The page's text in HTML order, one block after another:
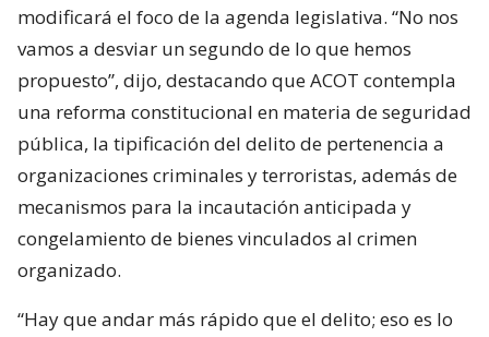
modificará el foco de la agenda legislativa. “No nos
vamos a desviar un segundo de lo que hemos
propuesto”, dijo, destacando que ACOT contempla
una reforma constitucional en materia de seguridad
pública, la tipificación del delito de pertenencia a
organizaciones criminales y terroristas, además de
mecanismos para la incautación anticipada y
congelamiento de bienes vinculados al crimen
organizado.
“Hay que andar más rápido que el delito; eso es lo